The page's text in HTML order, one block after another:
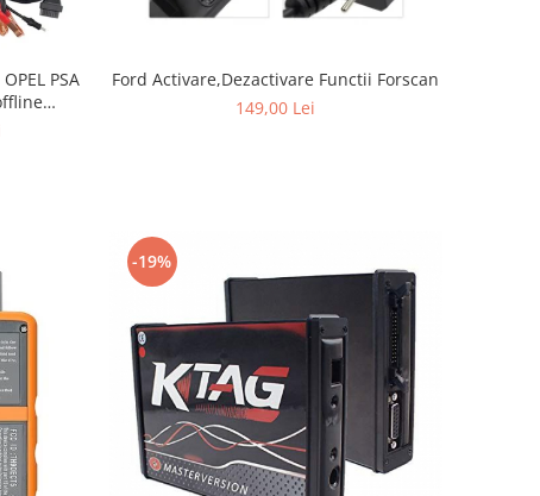
PSA
Ford Activare,Dezactivare Functii Forscan
149,00 Lei
-19%